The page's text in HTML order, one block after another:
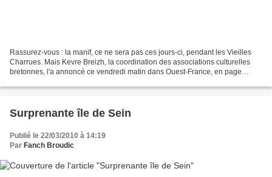
Rassurez-vous : la manif, ce ne sera pas ces jours-ci, pendant les Vieilles
Charrues. Mais Kevre Breizh, la coordination des associations culturelles
bretonnes, l'a annoncé ce vendredi matin dans Ouest-France, en page
Surprenante île de Sein
Publié le 22/03/2010 à 14:19
Par Fanch Broudic